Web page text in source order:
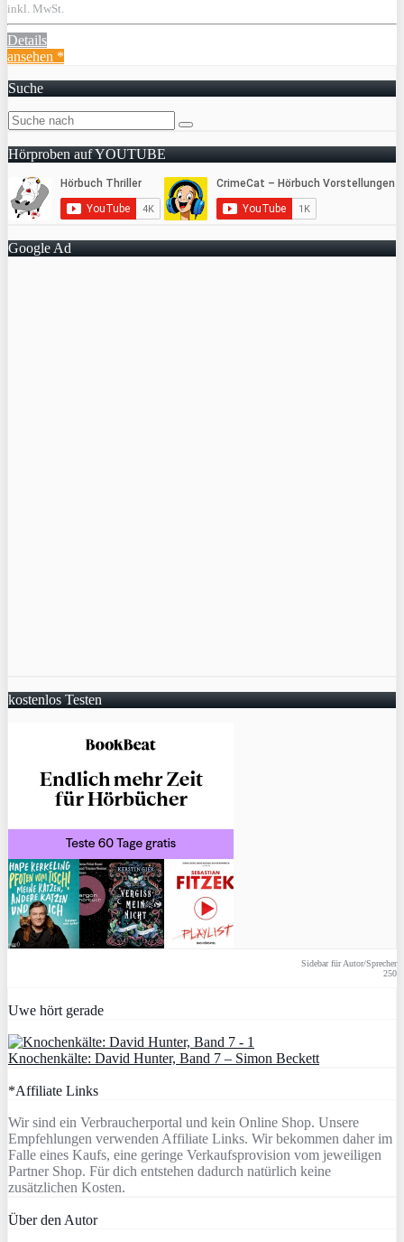
inkl. MwSt.
Details
ansehen *
Suche
Hörproben auf YOUTUBE
Google Ad
kostenlos Testen
Sidebar für Autor/Sprecher
250
Uwe hört gerade
Knochenkälte: David Hunter, Band 7 – Simon Beckett
*Affiliate Links
Wir sind ein Verbraucherportal und kein Online Shop. Unsere
Empfehlungen verwenden Affiliate Links. Wir bekommen daher im
Falle eines Kaufs, eine geringe Verkaufsprovision vom jeweiligen
Partner Shop. Für dich entstehen dadurch natürlich keine
zusätzlichen Kosten.
Über den Autor